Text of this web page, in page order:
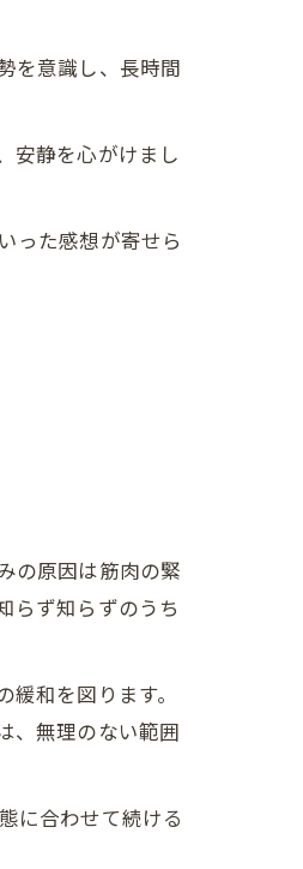
を意識し、長時間
安静を心がけまし
った感想が寄せら
の原因は筋肉の緊
らず知らずのうち
和を図ります。
、無理のない範囲
に合わせて続ける